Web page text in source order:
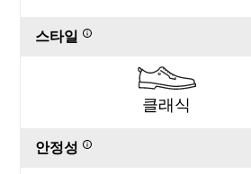
스타일
클래식
안정성